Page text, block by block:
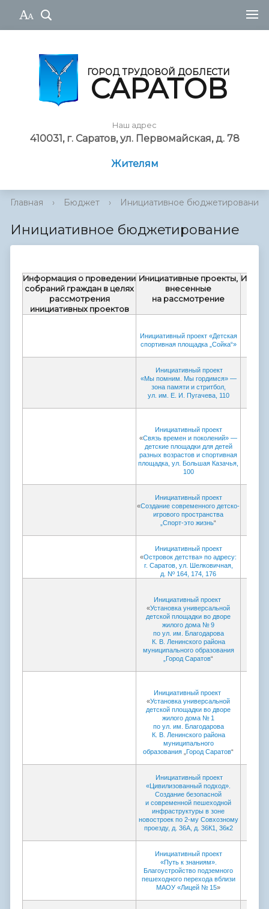
ГОРОД ТРУДОВОЙ ДОБЛЕСТИ
САРАТОВ
Наш адрес
410031, г. Саратов, ул. Первомайская, д. 78
Жителям
Главная › Бюджет › Инициативное бюджетирование
Инициативное бюджетирование
Информация о проведении
собраний граждан в целях
рассмотрения
инициативных проектов
Инициативные проекты,
внесенные
на рассмотрение
Инициативный проект «Детская
спортивная площадка „Сойка“»
Инициативный проект
«Мы помним. Мы гордимся» —
зона памяти и стритбол,
ул. им. Е. И. Пугачева, 110
Инициативный проект
«Связь времен и поколений» —
детские площадки для детей
разных возрастов и спортивная
площадка, ул. Большая Казачья,
100
Инициативный проект
«Создание современного детско-
игрового пространства
„Спорт-это жизнь“
Инициативный проект
«Островок детства» по адресу:
г. Саратов, ул. Шелковичная,
д. Nº 164, 174, 176
Инициативный проект
«Установка универсальной
детской площадки во дворе
жилого дома № 9
по ул. им. Благодарова
К. В. Ленинского района
муниципального образования
„Город Саратов“
Инициативный проект
«Установка универсальной
детской площадки во дворе
жилого дома № 1
по ул. им. Благодарова
К. В. Ленинского района
муниципального
образования
Город Саратов“
Инициативный проект
«Цивилизованный подход».
Создание безопасной
и современной пешеходной
инфраструктуры в зоне
новостроек по 2-му Совхозному
проезду, д. 36А, д. 36К1, 36к2
Инициативный проект
«Путь к знаниям».
Благоустройство подземного
пешеходного перехода вблизи
МАОУ «Лицей № 15»